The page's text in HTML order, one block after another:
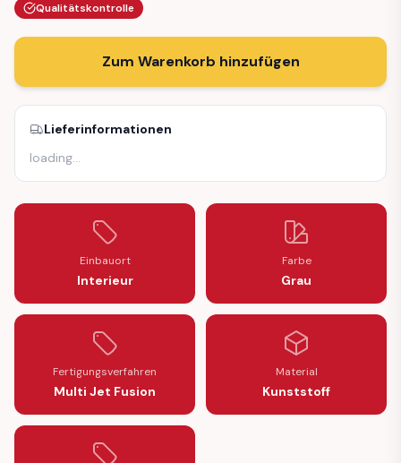
Qualitätskontrolle
Zum Warenkorb hinzufügen
Lieferinformationen
loading…
Einbauort
Interieur
Farbe
Grau
Fertigungsverfahren
Multi Jet Fusion
Material
Kunststoff